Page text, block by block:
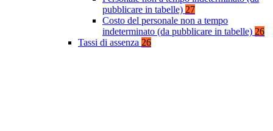
pubblicare in tabelle) 27
Costo del personale non a tempo
indeterminato (da pubblicare in tabelle) 26
Tassi di assenza 26